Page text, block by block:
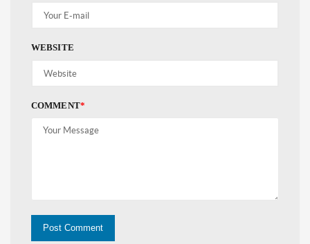
WEBSITE
COMMENT*